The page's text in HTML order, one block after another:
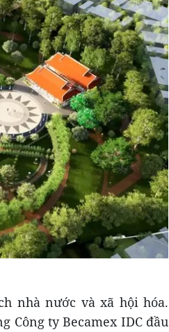
nhà nước và xã hội hóa.
Công ty Becamex IDC đầu